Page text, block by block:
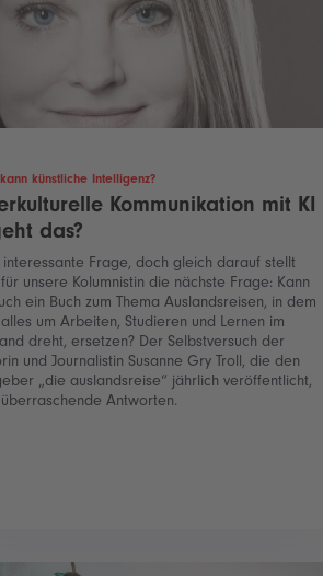
künstliche Intelligenz?
Kommunikation mit KI
das?
interessante Frage, doch gleich darauf stellt
unsere Kolumnistin die nächste Frage: Kann
ein Buch zum Thema Auslandsreisen, in dem
um Arbeiten, Studieren und Lernen im
dreht, ersetzen? Der Selbstversuch der
und Journalistin Susanne Gry Troll, die den
„die auslandsreise“ jährlich veröffentlicht,
Antworten.